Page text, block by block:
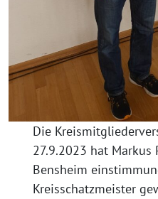
Die
27.9.2023 hat Markus
Bensheim
Kreisschatzmeister